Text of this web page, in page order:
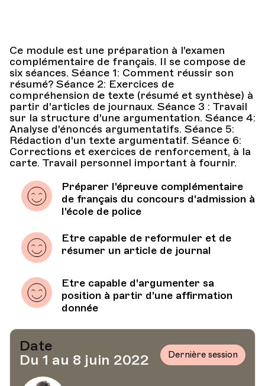
Ce module est une préparation à l'examen
complémentaire de français. Il se compose de
six séances. Séance 1: Comment réussir son
résumé? Séance 2: Exercices de
compréhension de texte (résumé et synthèse) à
partir d'articles de journaux. Séance 3 : Travail
sur la structure d'une argumentation. Séance 4:
Analyse d'énoncés argumentatifs. Séance 5:
Rédaction d'un texte argumentatif. Séance 6:
Corrections et exercices de renforcement, à la
carte. Travail personnel important à fournir.
Préparer l'épreuve complémentaire
de français du concours d'admission à
l'école de police
Etre capable de reformuler et de
résumer un article de journal
Etre capable d'argumenter sa
position à partir d'une affirmation
donnée
Date
Du 1 au 8 juin 2022
Dernière session